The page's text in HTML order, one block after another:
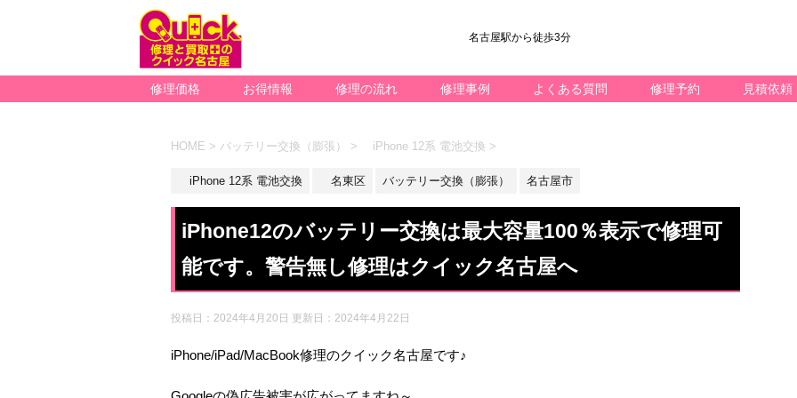
名古屋駅から徒歩3分
修理価格 お得情報 修理の流れ 修理事例 よくある質問 修理予約 見積依頼
HOME > バッテリー交換（膨張） > iPhone 12系 電池交換 >
iPhone 12系 電池交換 名東区 バッテリー交換（膨張） 名古屋市
iPhone12のバッテリー交換は最大容量100％表示で修理可
能です。警告無し修理はクイック名古屋へ
投稿日：2024年4月20日 更新日： 2024年4月22日
iPhone/iPad/MacBook修理のクイック名古屋です♪